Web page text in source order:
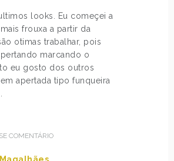
looks. Eu começei a
frouxa a partir da
otimas trabalhar, pois
marcando o
eu gosto dos outros
apertada tipo funqueira
COMENTÁRIO